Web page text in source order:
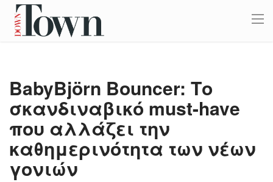
BabyBjörn Bouncer: Το
σκανδιναβικό must-have
που αλλάζει την
καθημερινότητα των νέων
γονιών